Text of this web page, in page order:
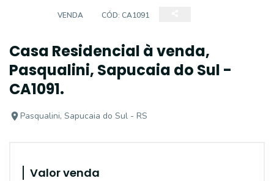
VENDA CÓD: CA1091
Casa Residencial à venda,
Pasqualini, Sapucaia do Sul -
CA1091.
Pasqualini, Sapucaia do Sul - RS
Valor venda